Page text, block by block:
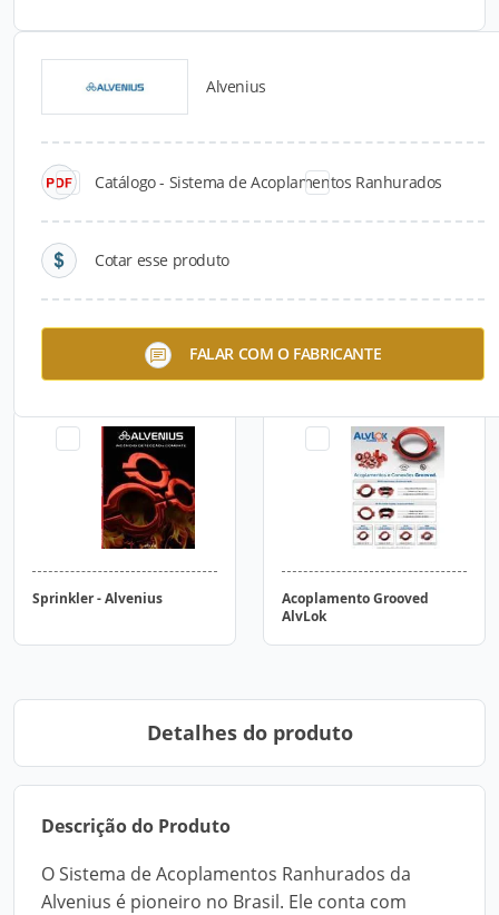
Alvenius
Catálogo - Sistema de Acoplamentos Ranhurados
Cotar esse produto
FALAR COM O FABRICANTE
Catálogos para Download
Sistema de Acoplamentos
Costura Helicoidal
Sprinkler - Alvenius
Acoplamento Grooved
AlvLok
Detalhes do produto
Descrição do Produto
O Sistema de Acoplamentos Ranhurados da
Alvenius é pioneiro no Brasil. Ele conta com